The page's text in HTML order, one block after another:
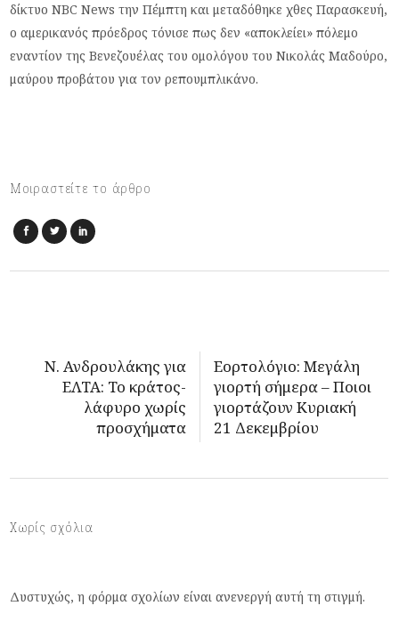
δίκτυο NBC News την Πέμπτη και μεταδόθηκε χθες Παρασκευή,
ο αμερικανός πρόεδρος τόνισε πως δεν «αποκλείει» πόλεμο
εναντίον της Βενεζουέλας του ομολόγου του Νικολάς Μαδούρο,
μαύρου προβάτου για τον ρεπουμπλικάνο.
Μοιραστείτε το άρθρο
Ν. Ανδρουλάκης για
ΕΛΤΑ: Το κράτος-
λάφυρο χωρίς
προσχήματα
Εορτολόγιο: Μεγάλη
γιορτή σήμερα – Ποιοι
γιορτάζουν Κυριακή
21 Δεκεμβρίου
Χωρίς σχόλια
Δυστυχώς, η φόρμα σχολίων είναι ανενεργή αυτή τη στιγμή.